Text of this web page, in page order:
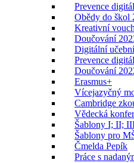
Prevence
Obědy do škol
Kreativní
Doučování
Digitální
Prevence
Doučování
Erasmus+
Vícejazyčný
Cambridge
Vědecká
Šablony I; II;
Šablony pro
Čmelda Pepík
Práce s